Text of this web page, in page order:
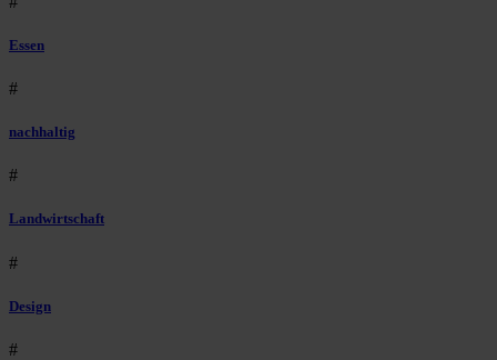
Essen
#
nachhaltig
#
Landwirtschaft
#
Design
#